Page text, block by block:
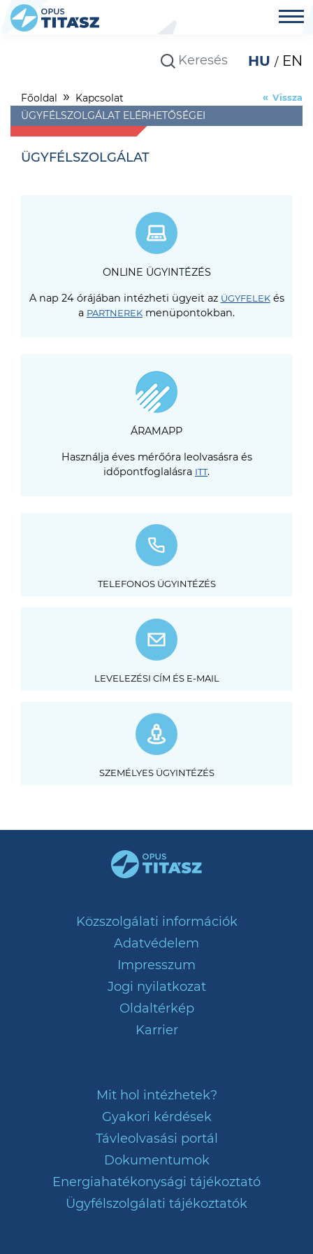
HU EN
Főoldal
Kapcsolat
ÜGYFÉLSZOLGÁLAT ELÉRHETŐSÉGEI
Vissza
ÜGYFÉLSZOLGÁLAT
ONLINE ÜGYINTÉZÉS
A nap 24 órájában intézheti ügyeit az ÜGYFELEKés
a PARTNEREK menüpontokban.
ÁRAMAPP
Használja éves mérőóra leolvasásra és
időpontfoglalásra ITT.
TELEFONOS ÜGYINTÉZÉS
LEVELEZÉSI CÍM ÉS E-MAIL
SZEMÉLYES ÜGYINTÉZÉS
Közszolgálati információk
Adatvédelem
Impresszum
Jogi nyilatkozat
Oldaltérkép
Karrier
Mit hol intézhetek?
Gyakori kérdések
Távleolvasási portál
Dokumentumok
Energiahatékonysági tájékoztató
Ügyfélszolgálati tájékoztatók